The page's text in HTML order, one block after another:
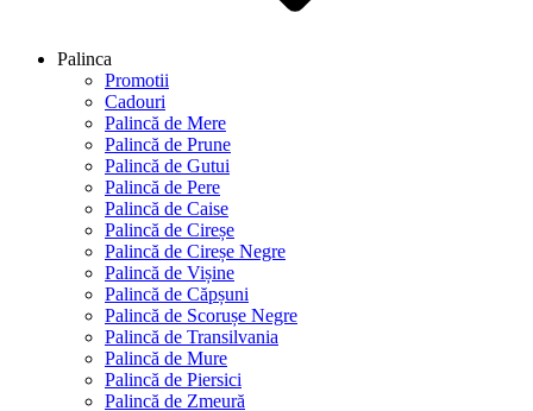
Palinca
Promotii
Cadouri
Palincă de Mere
Palincă de Prune
Palincă de Gutui
Palincă de Pere
Palincă de Caise
Palincă de Cireșe
Palincă de Cireșe Negre
Palincă de Vișine
Palincă de Căpșuni
Palincă de Scorușe Negre
Palincă de Transilvania
Palincă de Mure
Palincă de Piersici
Palincă de Zmeură